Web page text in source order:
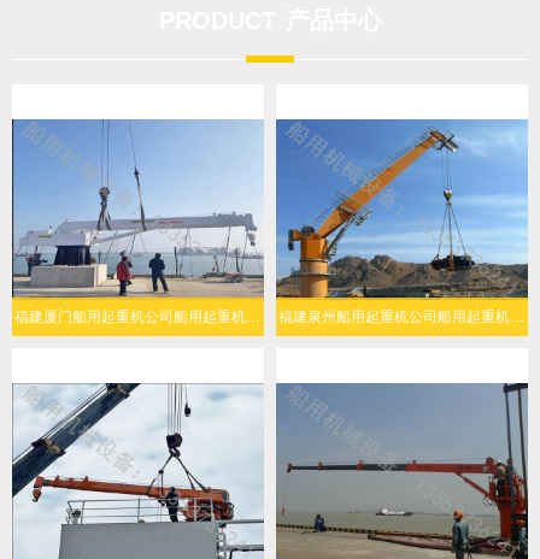
福建厦门船用起重机公司船用起重机人机协同简易操作 福建泉州船用起重机公司船用起重机复杂海况稳定作业